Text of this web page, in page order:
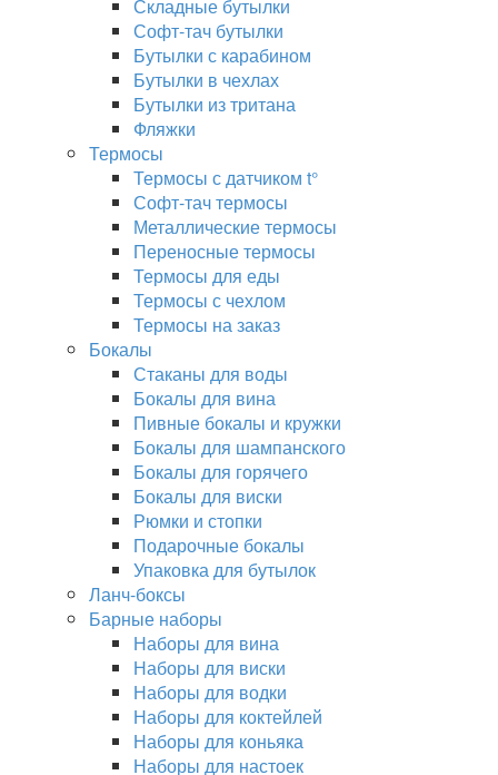
Складные бутылки
Софт-тач бутылки
Бутылки с карабином
Бутылки в чехлах
Бутылки из тритана
Фляжки
Термосы
Термосы с датчиком t°
Софт-тач термосы
Металлические термосы
Переносные термосы
Термосы для еды
Термосы с чехлом
Термосы на заказ
Бокалы
Стаканы для воды
Бокалы для вина
Пивные бокалы и кружки
Бокалы для шампанского
Бокалы для горячего
Бокалы для виски
Рюмки и стопки
Подарочные бокалы
Упаковка для бутылок
Ланч-боксы
Барные наборы
Наборы для вина
Наборы для виски
Наборы для водки
Наборы для коктейлей
Наборы для коньяка
Наборы для настоек